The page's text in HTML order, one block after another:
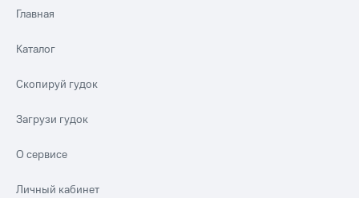
Главная
Каталог
Скопируй гудок
Загрузи гудок
О сервисе
Личный кабинет